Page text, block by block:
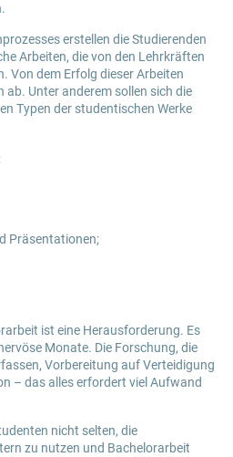
erstellen die Studierenden
Arbeiten, die von den Lehrkräften
Von dem Erfolg dieser Arbeiten
ab. Unter anderem sollen sich die
Typen der studentischen Werke
Präsentationen;
ist eine Herausforderung. Es
Monate. Die Forschung, die
Vorbereitung auf Verteidigung
– das alles erfordert viel Aufwand
nicht selten, die
zu nutzen und Bachelorarbeit